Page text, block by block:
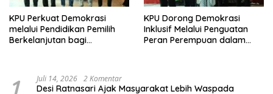
KPU Perkuat Demokrasi
melalui Pendidikan Pemilih
Berkelanjutan bagi
KPU Dorong Demokrasi
Inklusif Melalui Penguatan
Peran Perempuan dalam
Juli 14, 2026 2 Komentar
Desi Ratnasari Ajak Masyarakat Lebih Waspada